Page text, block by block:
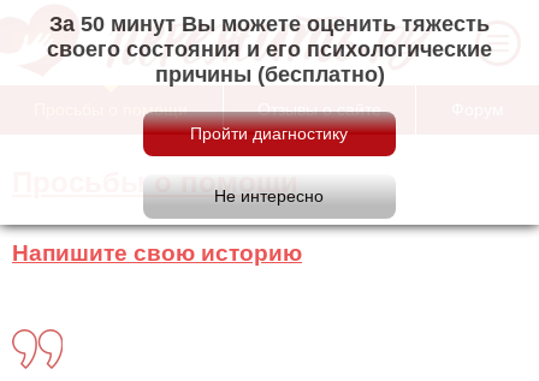
За 50 минут Вы можете оценить тяжесть
своего состояния и его психологические
причины (бесплатно)
Просьбы о помощи Отзывы о сайте
Просьбы о помощи
Напишите свою историю